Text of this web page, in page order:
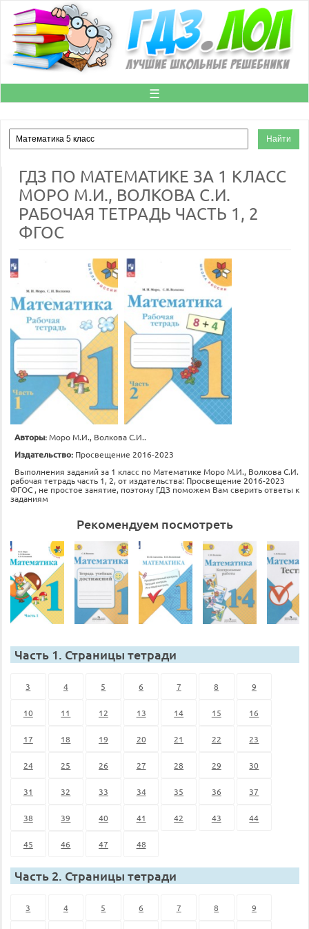
☰
ГДЗ ПО МАТЕМАТИКЕ ЗА 1 КЛАСС
МОРО М.И., ВОЛКОВА С.И.
РАБОЧАЯ ТЕТРАДЬ ЧАСТЬ 1, 2
ФГОС
Авторы:Моро М.И., Волкова С.И..
Издательство: Просвещение 2016-2023
Выполнения заданий за 1 класс по Математике Моро М.И., Волкова С.И.
рабочая тетрадь часть 1, 2, от издательства: Просвещение 2016-2023
ФГОС , не простое занятие, поэтому ГДЗ поможем Вам сверить ответы к
заданиям
Рекомендуем посмотреть
Часть 1. Страницы тетради
3 4 5 6 7 8 9
10 11 12 13 14 15 16
17 18 19 20 21 22 23
24 25 26 27 28 29 30
31 32 33 34 35 36 37
38 39 40 41 42 43 44
45 46 47 48
Часть 2. Страницы тетради
3 4 5 6 7 8 9